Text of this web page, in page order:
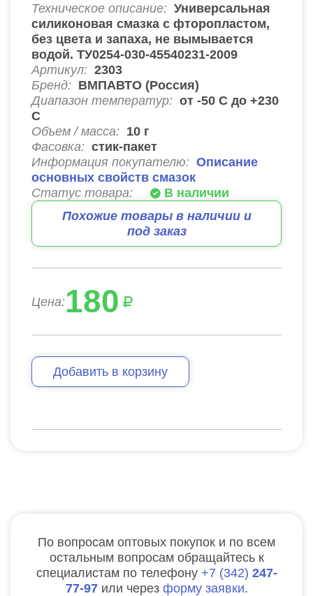
Техническое описание: Универсальная
силиконовая смазка c фторопластом,
без цвета и запаха, не вымывается
водой. ТУ0254-030-45540231-2009
Артикул: 2303
Бренд: ВМПАВТО (Россия)
Диапазон температур: от -50 С до +230
С
Объем / масса: 10 г
Фасовка: стик-пакет
Информация покупателю: Описание
основных свойств смазок
Статус товара:
В наличии
Похожие товары в наличии и
под заказ
Цена:180
Добавить в корзину
По вопросам оптовых покупок и по всем
остальным вопросам обращайтесь к
специалистам по телефону
7 342 247-
77-97 или через форму заявки.